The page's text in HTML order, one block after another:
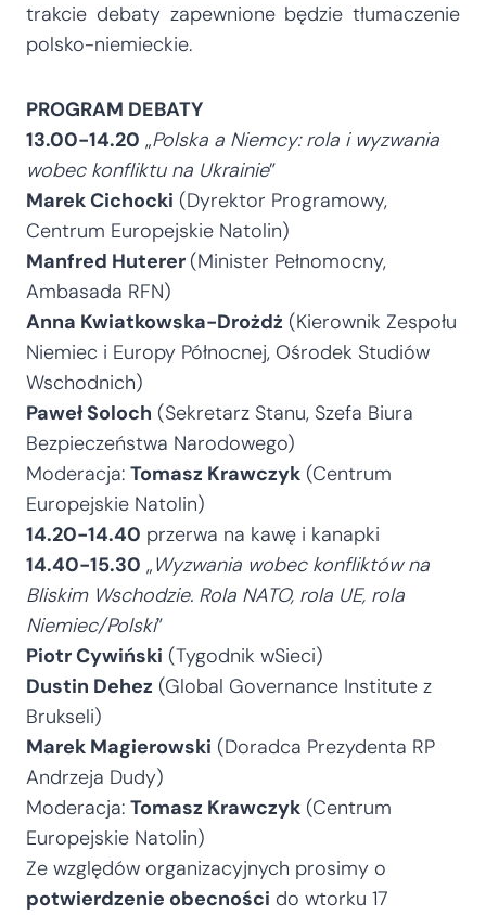
trakcie debaty zapewnione będzie tłumaczenie
polsko-niemieckie.
PROGRAM DEBATY
13.00-14.20 „Polska a Niemcy: rola i wyzwania
wobec konfliktu na Ukrainie”
Marek Cichocki (Dyrektor Programowy,
Centrum Europejskie Natolin)
Manfred Huterer (Minister Pełnomocny,
Ambasada RFN)
Anna Kwiatkowska-Drożdż (Kierownik Zespołu
Niemiec i Europy Północnej, Ośrodek Studiów
Wschodnich)
Paweł Soloch (Sekretarz Stanu, Szefa Biura
Bezpieczeństwa Narodowego)
Moderacja: Tomasz Krawczyk (Centrum
Europejskie Natolin)
14.20-14.40 przerwa na kawę i kanapki
14.40-15.30 „Wyzwania wobec konfliktów na
Bliskim Wschodzie. Rola NATO, rola UE, rola
Niemiec/Polski”
Piotr Cywiński (Tygodnik wSieci)
Dustin Dehez (Global Governance Institute z
Brukseli)
Marek Magierowski (Doradca Prezydenta RP
Andrzeja Dudy)
Moderacja: Tomasz Krawczyk (Centrum
Europejskie Natolin)
Ze względów organizacyjnych prosimy o
potwierdzenie obecności do wtorku 17